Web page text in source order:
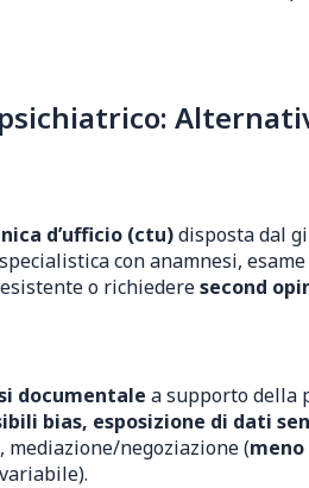
d’ufficio (ctu)disposta dal
con anamnesi,
o richiederesecond
documentale a supporto della
bias, esposizione di dati
mediazione/negoziazione (